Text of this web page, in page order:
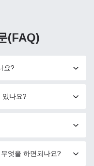
(FAQ)
요?
있나요?
엇을 하면되나요?